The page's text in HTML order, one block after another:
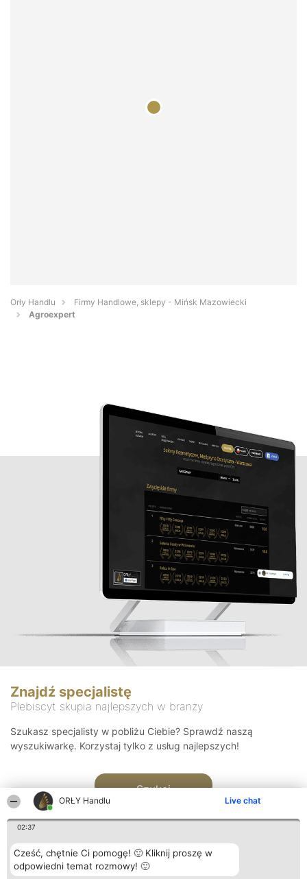
ORŁY Handlu Live chat
02:37
Cześć, chętnie Ci pomogę! 🙂 Kliknij proszę w
odpowiedni temat rozmowy! 🙂
Orły Handlu
Firmy Handlowe, sklepy - Mińsk Mazowiecki
Agroexpert
Znajdź specjalistę
Plebiscyt skupia najlepszych w branży
Szukasz specjalisty w pobliżu Ciebie? Sprawdź naszą
wyszukiwarkę. Korzystaj tylko z usług najlepszych!
Szukaj